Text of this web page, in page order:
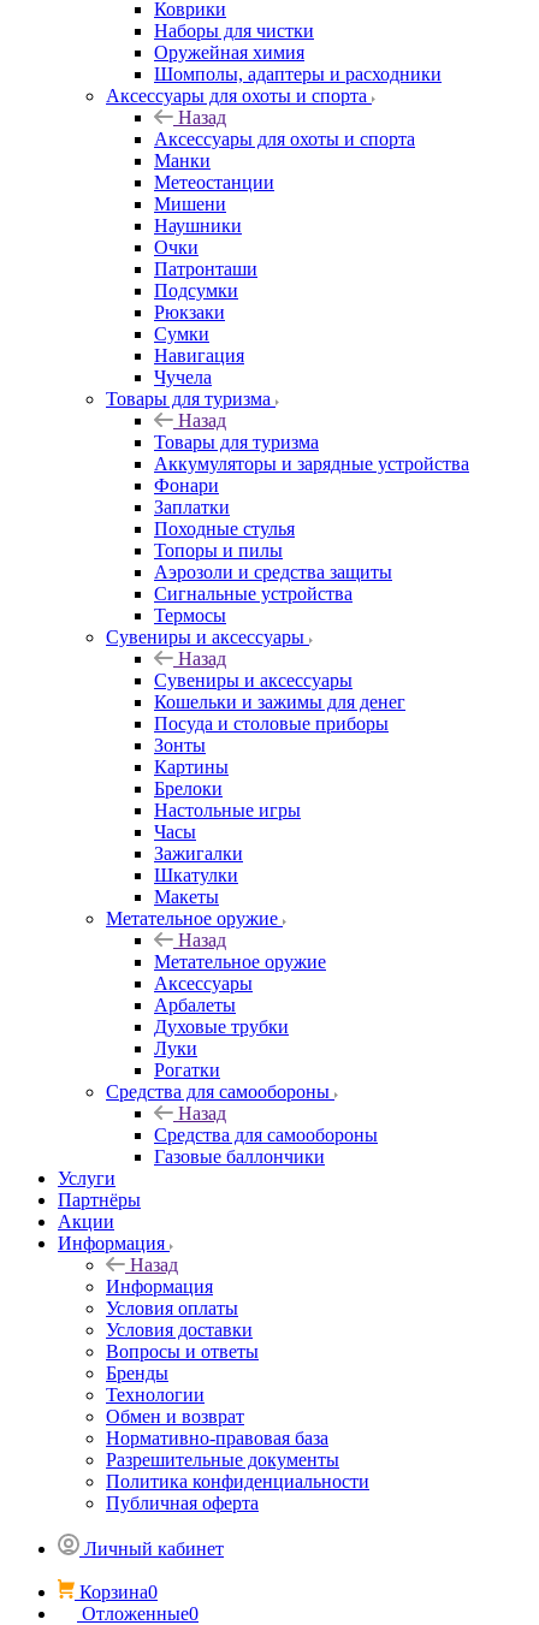
Коврики
Наборы для чистки
Оружейная химия
Шомполы, адаптеры и расходники
Аксессуары для охоты и спорта
Назад
Аксессуары для охоты и спорта
Манки
Метеостанции
Мишени
Наушники
Очки
Патронташи
Подсумки
Рюкзаки
Сумки
Навигация
Чучела
Товары для туризма
Назад
Товары для туризма
Аккумуляторы и зарядные устройства
Фонари
Заплатки
Походные стулья
Топоры и пилы
Аэрозоли и средства защиты
Сигнальные устройства
Термосы
Сувениры и аксессуары
Назад
Сувениры и аксессуары
Кошельки и зажимы для денег
Посуда и столовые приборы
Зонты
Картины
Брелоки
Настольные игры
Часы
Зажигалки
Шкатулки
Макеты
Метательное оружие
Назад
Метательное оружие
Аксессуары
Арбалеты
Духовые трубки
Луки
Рогатки
Средства для самообороны
Назад
Средства для самообороны
Газовые баллончики
Услуги
Партнёры
Акции
Информация
Назад
Информация
Условия оплаты
Условия доставки
Вопросы и ответы
Бренды
Технологии
Обмен и возврат
Нормативно-правовая база
Разрешительные документы
Политика конфиденциальности
Публичная оферта
Личный кабинет
Корзина0
Отложенные0